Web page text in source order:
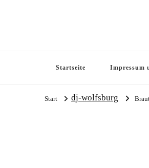
Startseite Impressum
Start dj-wolfsburg